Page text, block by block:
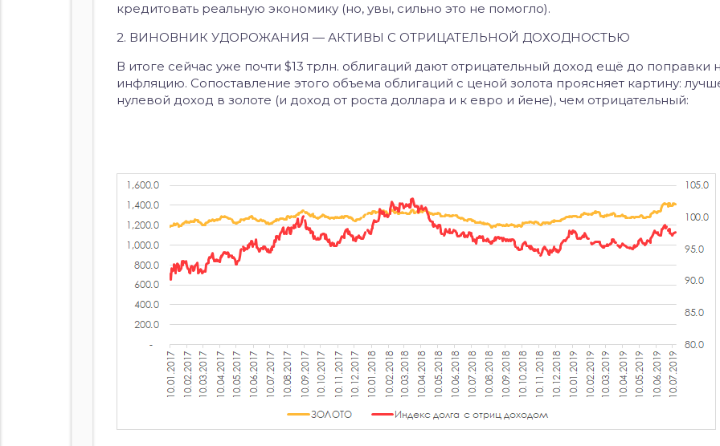
кредитовать реальную экономику (но, увы, сильно это не помогло).
2. ВИНОВНИК УДОРОЖАНИЯ — АКТИВЫ С ОТРИЦАТЕЛЬНОЙ ДОХОДНОСТЬЮ
В итоге сейчас уже почти $13 трлн. облигаций дают отрицательный доход ещё до поправки
инфляцию. Сопоставление этого объема облигаций с ценой золота проясняет картину:
нулевой доход в золоте (и доход от роста доллара и к евро и йене), чем отрицательный: